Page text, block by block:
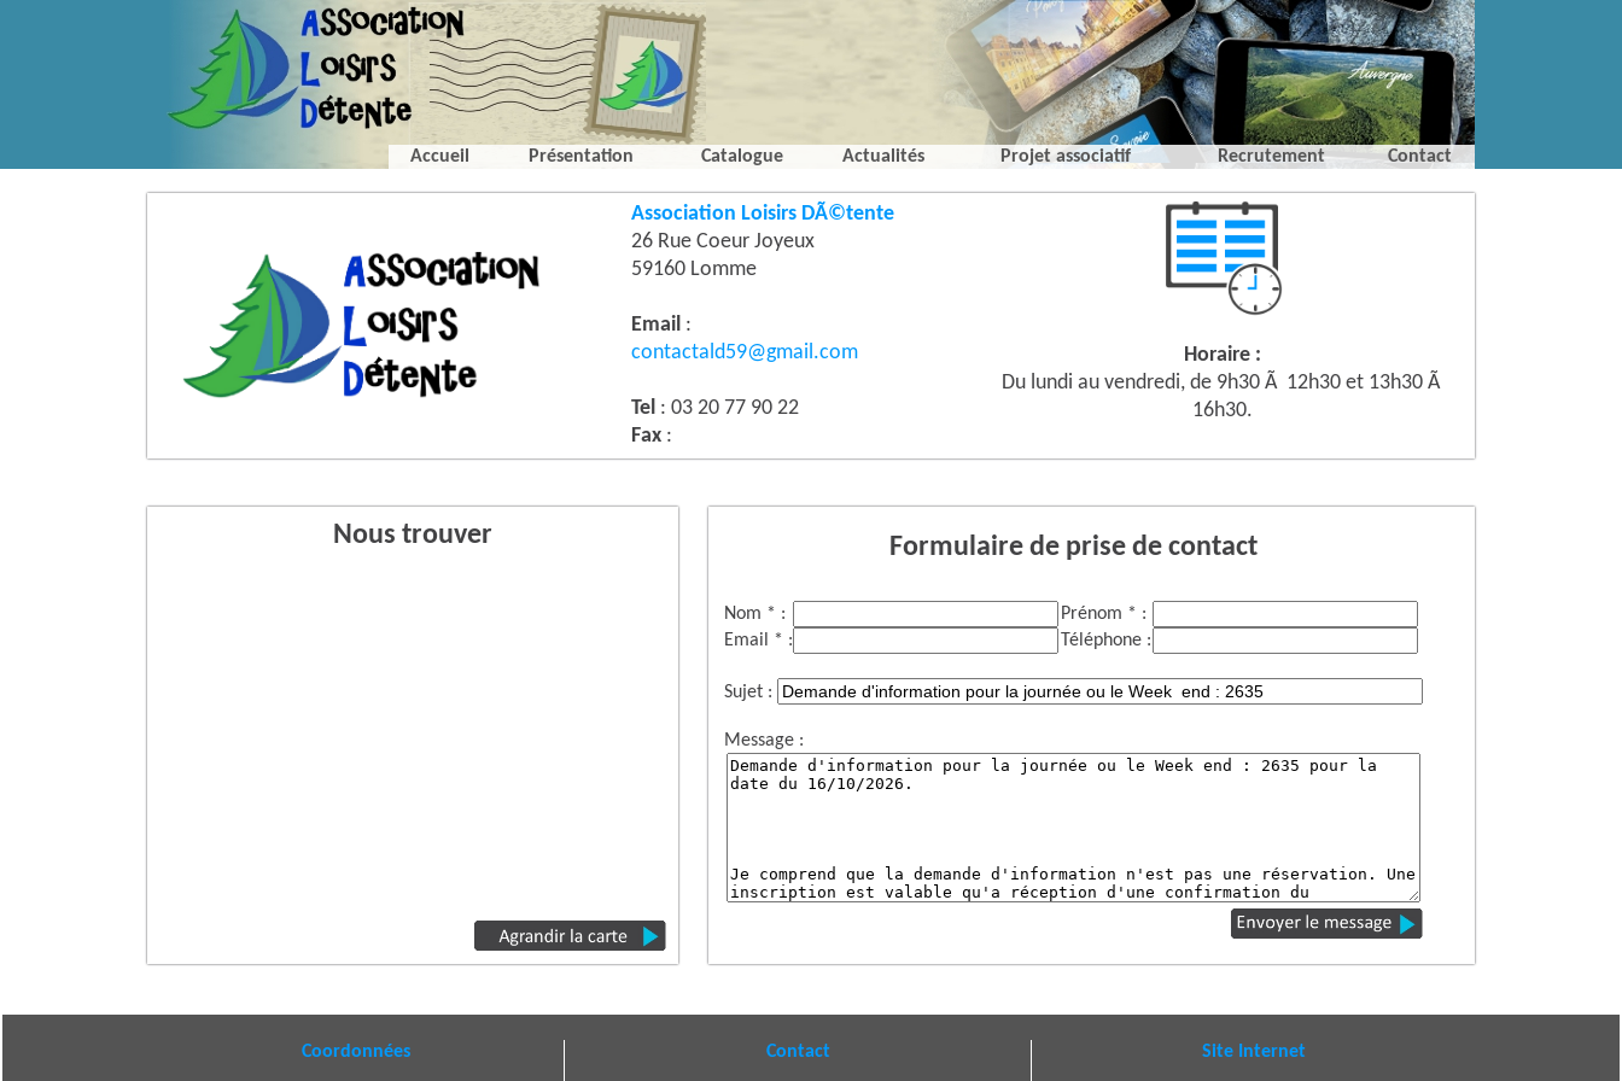
Accueil Présentation Catalogue Actualités Projet associatif Recrutement Contact
Association Loisirs DÃ©tente
26 Rue Coeur Joyeux
59160 Lomme
Email :
contactald59@gmail.com
Tel : 03 20 77 90 22
Fax :
Horaire :
Du lundi au vendredi, de 9h30 Ã 12h30 et 13h30 Ã
16h30.
Nous trouver Formulaire de prise de contact
Nom * :
Prénom * :
Email * :
Téléphone :
Sujet :
Message :
Coordonnées Contact Site Internet